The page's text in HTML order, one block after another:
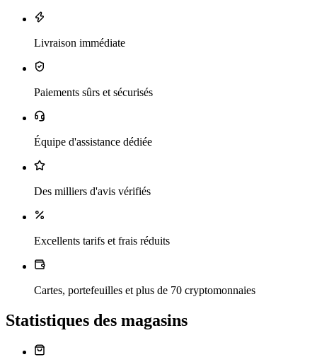
Livraison immédiate
Paiements sûrs et sécurisés
Équipe d'assistance dédiée
Des milliers d'avis vérifiés
Excellents tarifs et frais réduits
Cartes, portefeuilles et plus de 70 cryptomonnaies
Statistiques des magasins